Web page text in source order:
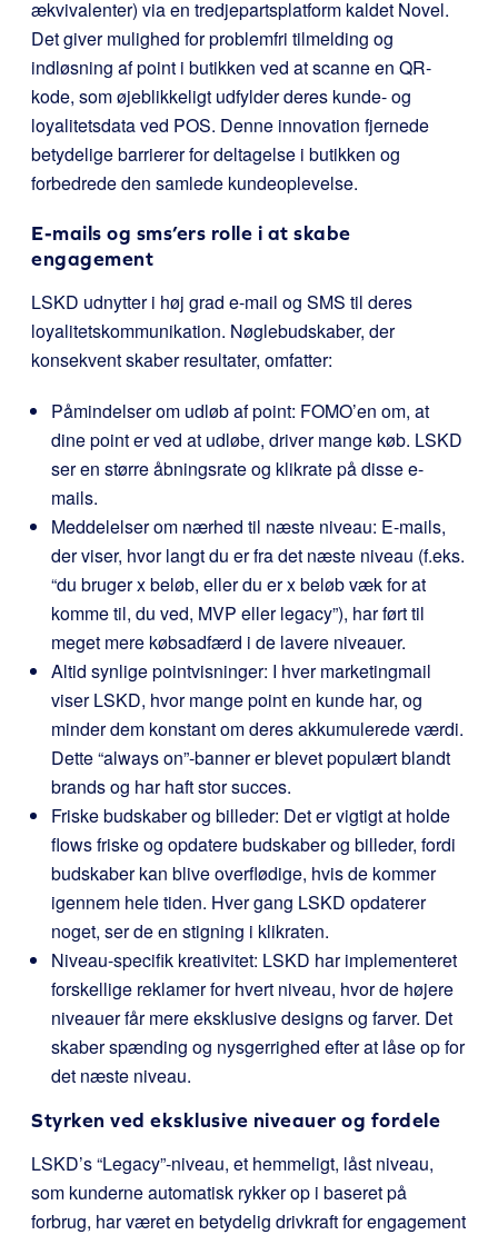
ækvivalenter) via en tredjepartsplatform kaldet Novel.
Det giver mulighed for problemfri tilmelding og
indløsning af point i butikken ved at scanne en QR-
kode, som øjeblikkeligt udfylder deres kunde- og
loyalitetsdata ved POS. Denne innovation fjernede
betydelige barrierer for deltagelse i butikken og
forbedrede den samlede kundeoplevelse.
E-mails og sms’ers rolle i at skabe
engagement
LSKD udnytter i høj grad e-mail og SMS til deres
loyalitetskommunikation. Nøglebudskaber, der
konsekvent skaber resultater, omfatter:
Påmindelser om udløb af point: FOMO’en om, at
dine point er ved at udløbe, driver mange køb. LSKD
ser en større åbningsrate og klikrate på disse e-
mails.
Meddelelser om nærhed til næste niveau: E-mails,
der viser, hvor langt du er fra det næste niveau (f.eks.
“du bruger x beløb, eller du er x beløb væk for at
komme til, du ved, MVP eller legacy”), har ført til
meget mere købsadfærd i de lavere niveauer.
Altid synlige pointvisninger: I hver marketingmail
viser LSKD, hvor mange point en kunde har, og
minder dem konstant om deres akkumulerede værdi.
Dette “always on”-banner er blevet populært blandt
brands og har haft stor succes.
Friske budskaber og billeder: Det er vigtigt at holde
flows friske og opdatere budskaber og billeder, fordi
budskaber kan blive overflødige, hvis de kommer
igennem hele tiden. Hver gang LSKD opdaterer
noget, ser de en stigning i klikraten.
Niveau-specifik kreativitet: LSKD har implementeret
forskellige reklamer for hvert niveau, hvor de højere
niveauer får mere eksklusive designs og farver. Det
skaber spænding og nysgerrighed efter at låse op for
det næste niveau.
Styrken ved eksklusive niveauer og fordele
LSKD’s “Legacy”-niveau, et hemmeligt, låst niveau,
som kunderne automatisk rykker op i baseret på
forbrug, har været en betydelig drivkraft for engagement